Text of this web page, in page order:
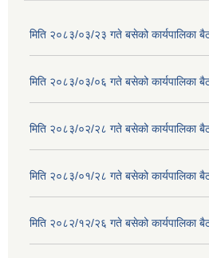
मिति २०८३/०३/२३ गते बसेको कार्यपालिका
मिति २०८३/०३/०६ गते बसेको कार्यपालिका
मिति २०८३/०२/२८ गते बसेको कार्यपालिका
मिति २०८३/०१/२८ गते बसेको कार्यपालिका
मिति २०८२/१२/२६ गते बसेको कार्यपालिका